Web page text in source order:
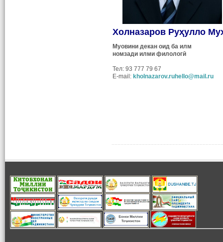
Холназаров Руҳулло
Муовини декан оид ба илм
номзади илми филологӣ
Тел: 93 777 79 67
E-mail: kholnazarov.ruhello@mail.ru